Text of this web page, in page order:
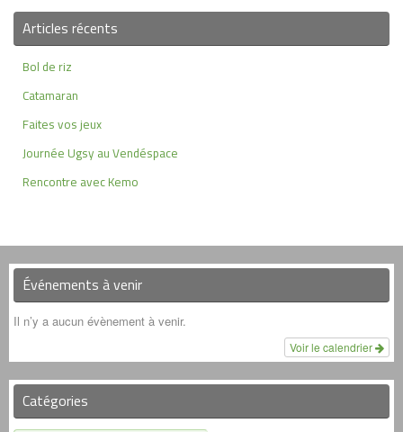
Articles récents
Bol de riz
Catamaran
Faites vos jeux
Journée Ugsy au Vendéspace
Rencontre avec Kemo
Événements à venir
Il n’y a aucun évènement à venir.
Voir le calendrier
Catégories